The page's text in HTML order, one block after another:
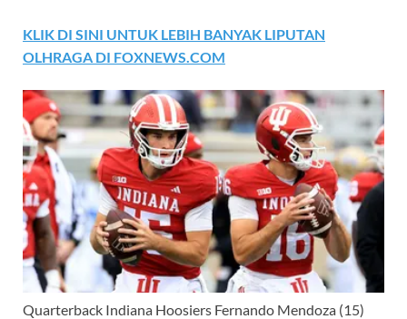
KLIK DI SINI UNTUK LEBIH BANYAK LIPUTAN
OLHRAGA DI FOXNEWS.COM
Quarterback Indiana Hoosiers Fernando Mendoza (15)